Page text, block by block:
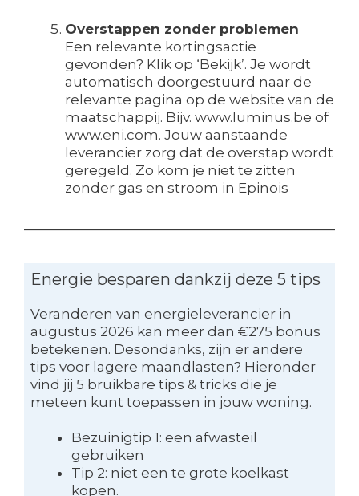
Overstappen zonder problemen
Een relevante kortingsactie
gevonden? Klik op ‘Bekijk’. Je wordt
automatisch doorgestuurd naar de
relevante pagina op de website van de
maatschappij. Bijv. www.luminus.be of
www.eni.com. Jouw aanstaande
leverancier zorg dat de overstap wordt
geregeld. Zo kom je niet te zitten
zonder gas en stroom in Epinois
Energie besparen dankzij deze 5 tips
Veranderen van energieleverancier in
augustus 2026 kan meer dan €275 bonus
betekenen. Desondanks, zijn er andere
tips voor lagere maandlasten? Hieronder
vind jij 5 bruikbare tips & tricks die je
meteen kunt toepassen in jouw woning.
Bezuinigtip 1: een afwasteil
gebruiken
Tip 2: niet een te grote koelkast
kopen.